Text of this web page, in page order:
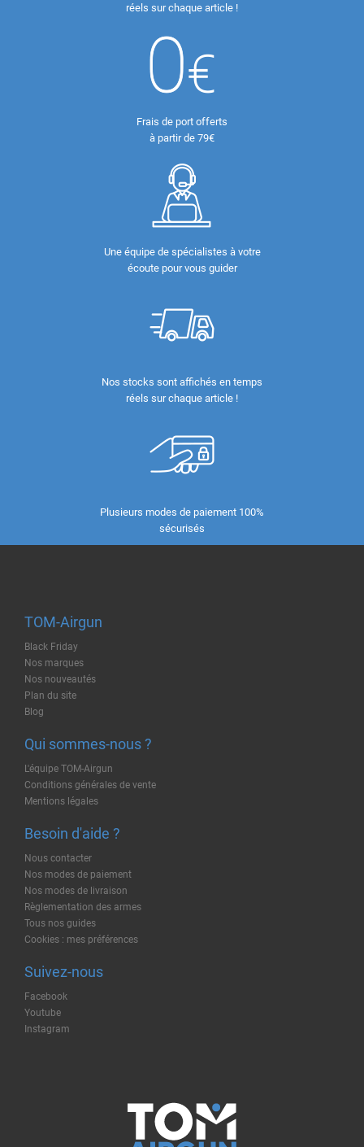
réels sur chaque article !
Frais de port offerts
à partir de 79€
Une équipe de spécialistes à votre
écoute pour vous guider
Nos stocks sont affichés en temps
réels sur chaque article !
Plusieurs modes de paiement 100%
sécurisés
TOM-Airgun
Black Friday
Nos marques
Nos nouveautés
Plan du site
Blog
Qui sommes-nous ?
L'équipe TOM-Airgun
Conditions générales de vente
Mentions légales
Besoin d'aide ?
Nous contacter
Nos modes de paiement
Nos modes de livraison
Règlementation des armes
Tous nos guides
Cookies : mes préférences
Suivez-nous
Facebook
Youtube
Instagram